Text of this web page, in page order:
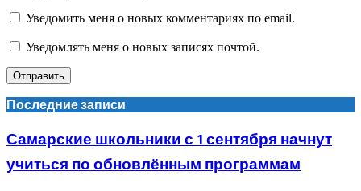
Уведомить меня о новых комментариях по email.
Уведомлять меня о новых записях почтой.
Последние записи
Самарские школьники с 1 сентября начнут
учиться по обновлённым программам